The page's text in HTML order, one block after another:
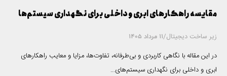
زیر ساخت دیجیتال/11 مرداد 1405
مقایسه راهکارهای ابری و داخلی برای نگهداری سیستم‌ها
در این مقاله با نگاهی کاربردی و بی‌طرفانه، تفاوت‌ها، مزایا و معایب راهکارهای
ابری و داخلی برای نگهداری سیستم‌های...